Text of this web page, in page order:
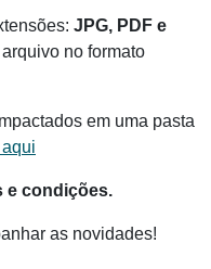
JPG, PDF e
no formato
em uma pasta
e condições.
as novidades!